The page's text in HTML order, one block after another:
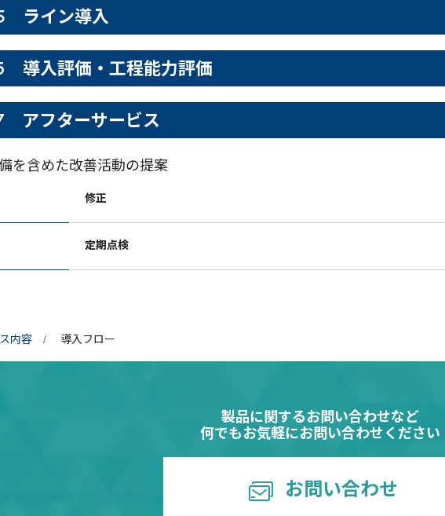
ライン導入
導入評価・工程能力評価
アフターサービス
を含めた改善活動の提案
修正
定期点検
内容 導入フロー
製品に関するお問い合わせなど
何でもお気軽にお問い合わせください
お問い合わせ